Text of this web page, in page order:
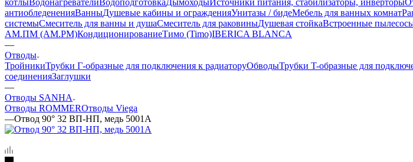
антиобледененияВанныДушевые кабины и огражденияУнитазы / бидеМебель для ванных комнат
системыСмеситель для ванны и душаСмеситель для раковиныДушевая стойкаВстроенные
АМ.ПМ (AM.PM)КондиционированиеТимо (Timo)IBERICA BLANCA
—
Отводы
ТройникиТрубки Г-образные для подключения к радиаторуОбводыТрубки T-образные для
соединенияЗаглушки
—
Отводы SANHA
Отводы ROMMERОтводы Viega
—Отвод 90° 32 ВП-НП, медь 5001A